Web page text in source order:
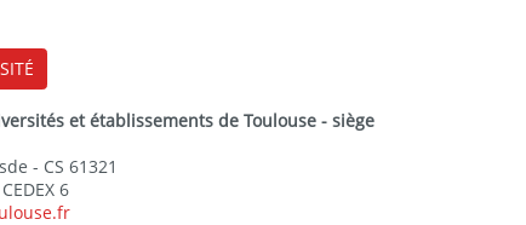
et établissements de Toulouse - siège
- CS 61321
6